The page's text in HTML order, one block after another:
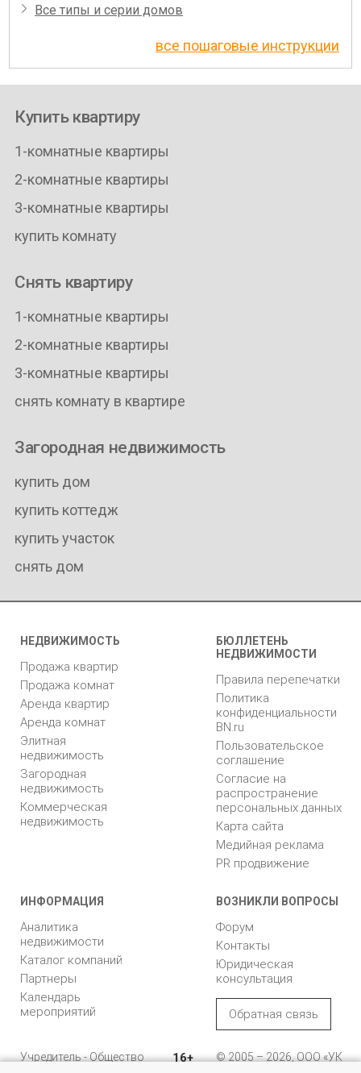
Все типы и серии домов
все пошаговые инструкции
Купить квартиру
1-комнатные квартиры
2-комнатные квартиры
3-комнатные квартиры
купить комнату
Снять квартиру
1-комнатные квартиры
2-комнатные квартиры
3-комнатные квартиры
снять комнату в квартире
Загородная недвижимость
купить дом
купить коттедж
купить участок
снять дом
НЕДВИЖИМОСТЬ
Продажа квартир
Продажа комнат
Аренда квартир
Аренда комнат
Элитная
недвижимость
Загородная
недвижимость
Коммерческая
недвижимость
БЮЛЛЕТЕНЬ
НЕДВИЖИМОСТИ
Правила перепечатки
Политика
конфиденциальности
BN.ru
Пользовательское
соглашение
Согласие на
распространение
персональных данных
Карта сайта
Медийная реклама
PR продвижение
ИНФОРМАЦИЯ
Аналитика
недвижимости
Каталог компаний
Партнеры
Календарь
мероприятий
ВОЗНИКЛИ ВОПРОСЫ
Форум
Контакты
Юридическая
консультация
Обратная связь
Учредитель - Общество
16+
© 2005 – 2026, ООО «УК